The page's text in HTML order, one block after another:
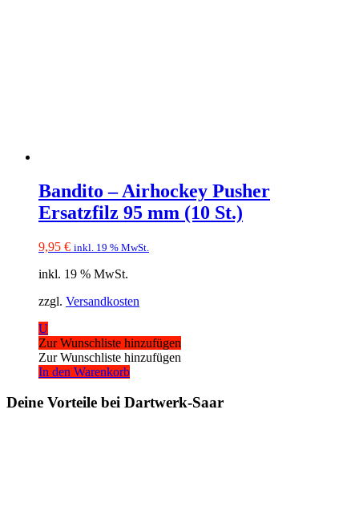
Bandito – Airhockey Pusher
Ersatzfilz 95 mm (10 St.)
9,95 € inkl. 19 % MwSt.
inkl. 19 % MwSt.
zzgl. Versandkosten
U
Zur Wunschliste hinzufügen
Zur Wunschliste hinzufügen
In den Warenkorb
Deine Vorteile bei Dartwerk-Saar